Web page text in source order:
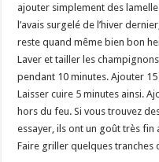
ajouter simplement des
l’avais surgelé de l’hiver
reste quand même bien bon
Laver et tailler les
pendant 10 minutes. Ajouter
Laisser cuire 5 minutes ainsi.
hors du feu. Si vous trouvez
essayer, ils ont un goût très fin
Faire griller quelques tranches